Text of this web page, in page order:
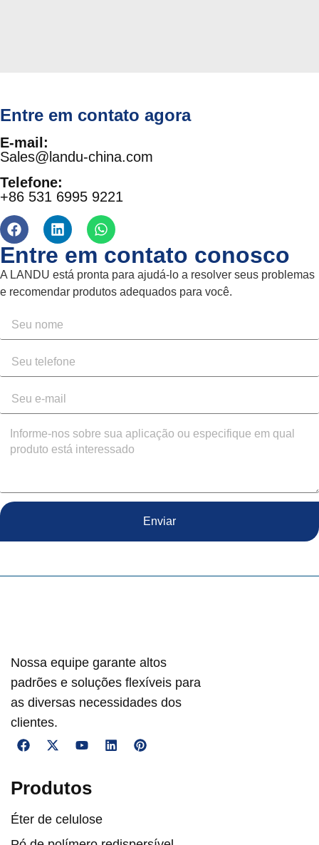
Entre em contato agora
E-mail:
Sales@landu-china.com
Telefone:
+86 531 6995 9221
Entre em contato conosco
A LANDU está pronta para ajudá-lo a resolver seus problemas
e recomendar produtos adequados para você.
Enviar
Nossa equipe garante altos
padrões e soluções flexíveis para
as diversas necessidades dos
clientes.
Produtos
Éter de celulose